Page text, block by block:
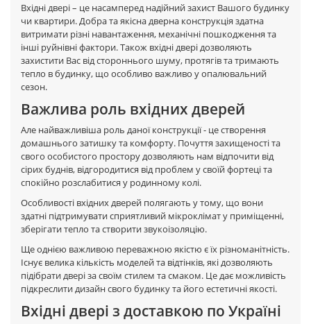
Вхідні двері – це насамперед надійний захист Вашого будинку
чи квартири. Добра та якісна дверна конструкція здатна
витримати різні навантаження, механічні пошкодження та
інші руйнівні фактори. Також вхідні двері дозволяють
захистити Вас від стороннього шуму, протягів та тримають
тепло в будинку, що особливо важливо у опалювальний
сезон.
Важлива роль вхідних дверей
Але найважливіша роль даної конструкції - це створення
домашнього затишку та комфорту. Почуття захищеності та
свого особистого простору дозволяють нам відпочити від
сірих буднів, відгородитися від проблем у своїй фортеці та
спокійно розслабитися у родинному колі.
Особливості вхідних дверей полягають у тому, що вони
здатні підтримувати сприятливий мікроклімат у приміщенні,
зберігати тепло та створити звукоізоляцію.
Ще однією важливою переважною якістю є їх різноманітність.
Існує велика кількість моделей та відтінків, які дозволяють
підібрати двері за своїм стилем та смаком. Це дає можливість
підкреслити дизайн свого будинку та його естетичні якості.
Вхідні двері з доставкою по Україні